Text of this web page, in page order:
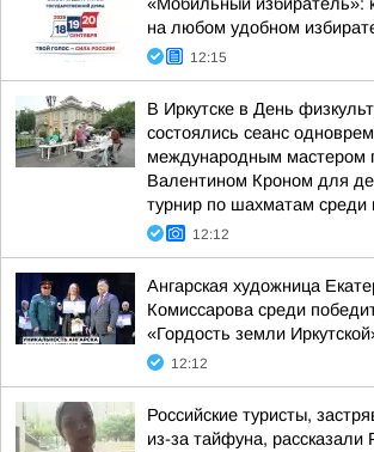
на любом удобном
12:15
В Иркутске в День
состоялись сеанс
международным мастером
Валентином Кроном для
турнир по шахматам
12:12
Ангарская художница
Комиссарова среди
«Гордость земли
12:12
Российские туристы,
из-за тайфуна,